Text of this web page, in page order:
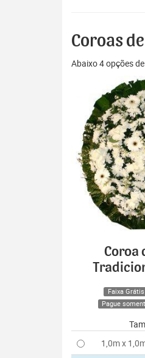
Coroas
Abaixo 4 opções
Coroa
Faixa Grátis
Pague
1,0m x